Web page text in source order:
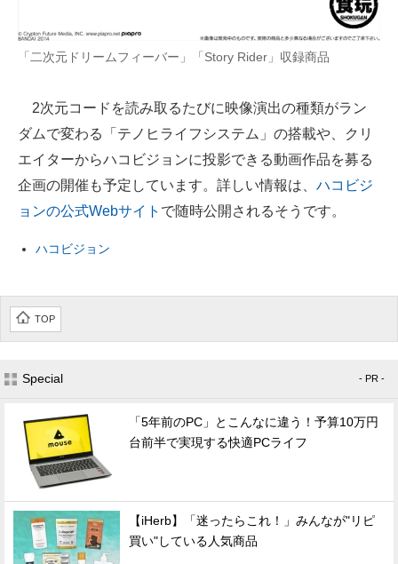
「二次元ドリームフィーバー」「Story Rider」収録商品
2次元コードを読み取るたびに映像演出の種類がラン
ダムで変わる「テノヒライフシステム」の搭載や、クリ
エイターからハコビジョンに投影できる動画作品を募る
企画の開催も予定しています。詳しい情報は、 ハコビジ
ョンの公式Webサイト で随時公開されるそうです。
ハコビジョン
TOP
Special - PR -
「5年前のPC」とこんなに違う！予算10万円
台前半で実現する快適PCライフ
【iHerb】「迷ったらこれ！」みんなが"リピ
買い"している人気商品